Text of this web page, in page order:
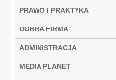
PRAWO I PRAKTYKA
DOBRA FIRMA
ADMINISTRACJA
MEDIA PLANET